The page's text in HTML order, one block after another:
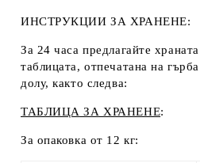
ИНСТРУКЦИИ ЗА ХРАНЕНЕ:
За 24 часа предлагайте
таблицата, отпечатана на
долу, както следва:
ТАБЛИЦА ЗА ХРАНЕНЕ:
За опаковка от 12 кг: